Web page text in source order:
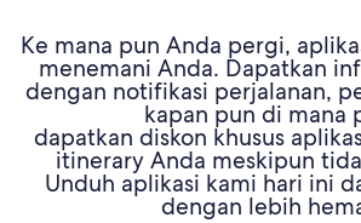
Ke mana pun Anda pergi,
menemani Anda. Dapatkan
dengan notifikasi perjalanan,
kapan pun di mana
dapatkan diskon khusus
itinerary Anda meskipun
Unduh aplikasi kami hari ini
dengan lebih